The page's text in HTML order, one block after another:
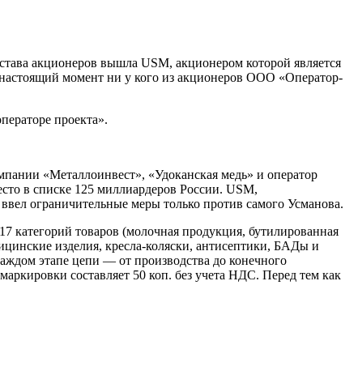
акционеров вышла USM, акционером которой является
момент ни у кого из акционеров ООО «Оператор-
проекта».
«Металлоинвест», «Удоканская медь» и оператор
в списке 125 миллиардеров России. USM,
ограничительные меры только против самого Усманова.
категорий товаров (молочная продукция, бутилированная
изделия, кресла-коляски, антисептики, БАДы и
этапе цепи — от производства до конечного
составляет 50 коп. без учета НДС. Перед тем как